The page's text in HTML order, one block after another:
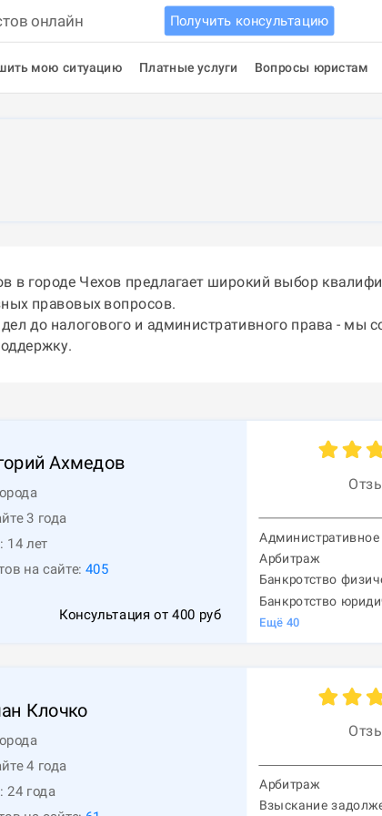
онлайн Получить консультацию
мою ситуацию Платные услуги Вопросы юристам
в городе Чехов предлагает широкий выбор
правовых вопросов.
до налогового и административного права -
Ахмедов
3 года
14 лет
на сайте: 405
Консультация от400 руб
Арбитраж
Банкротство
Банкротство
Ещё 40
Клочко
4 года
24 года
Арбитраж
Взыскание